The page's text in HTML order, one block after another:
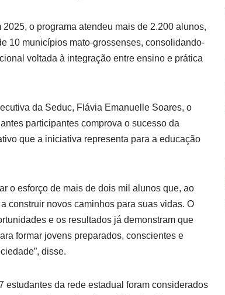
o programa atendeu mais de 2.200 alunos,
10 municípios mato-grossenses, consolidando-
voltada à integração entre ensino e prática
da Seduc, Flávia Emanuelle Soares, o
participantes comprova o sucesso da
que a iniciativa representa para a educação
o esforço de mais de dois mil alunos que, ao
construir novos caminhos para suas vidas. O
e os resultados já demonstram que
formar jovens preparados, conscientes e
disse.
estudantes da rede estadual foram considerados